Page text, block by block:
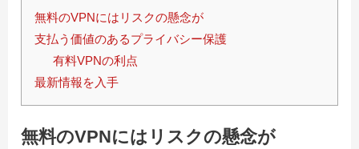
無料のVPNにはリスクの懸念が
支払う価値のあるプライバシー保護
有料VPNの利点
最新情報を入手
無料のVPNにはリスクの懸念が